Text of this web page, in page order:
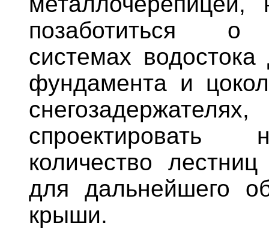
позаботиться о
системах
фундамента и
снегозадержателях,
спроектировать
количество
для дальнейшего
крыши.